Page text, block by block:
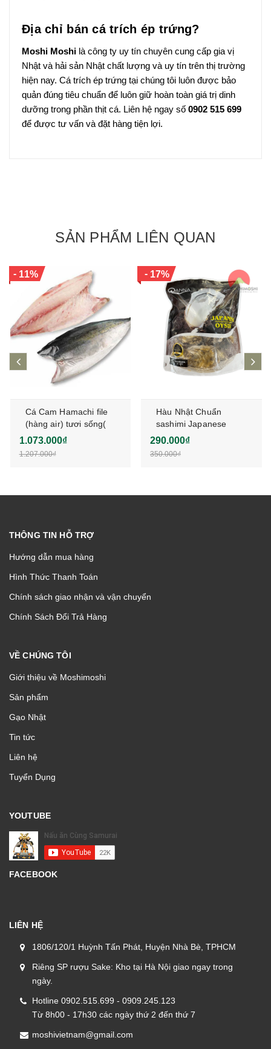
Địa chỉ bán cá trích ép trứng?
Moshi Moshi là công ty uy tín chuyên cung cấp gia vị
Nhật và hải sản Nhật chất lượng và uy tín trên thị trường
hiện nay. Cá trích ép trứng tại chúng tôi luôn được bảo
quản đúng tiêu chuẩn để luôn giữ hoàn toàn giá trị dinh
dưỡng trong phần thịt cá. Liên hệ ngay số 0902 515 699
để được tư vấn và đặt hàng tiện lợi.
SẢN PHẨM LIÊN QUAN
- 11%
Cá Cam Hamachi file
(hàng air) tươi sống(
vui lòng đặt trước)
1.073.000₫
1.207.000₫
-17%
Hàu Nhật Chuẩn
sashimi Japanese
Osyster
290.000₫
350.000₫
prev
THÔNG TIN HỖ TRỢ
Hướng dẫn mua hàng
Hình Thức Thanh Toán
Chính sách giao nhận và vận chuyển
Chính Sách Đổi Trả Hàng
VỀ CHÚNG TÔI
Giới thiệu về Moshimoshi
Sản phẩm
Gạo Nhật
Tin tức
Liên hệ
Tuyển Dụng
YOUTUBE
FACEBOOK
LIÊN HỆ
1806/120/1 Huỳnh Tấn Phát, Huyện Nhà Bè, TPHCM
Riêng SP rượu Sake: Kho tại Hà Nội giao ngay trong
ngày.
Hotline 0902.515.699 - 0909.245.123
Từ 8h00 - 17h30 các ngày thứ 2 đến thứ 7
moshivietnam@gmail.com